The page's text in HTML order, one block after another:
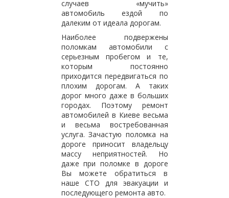
случаев «мучить»
автомобиль ездой по
далеким от идеала дорогам.
Наиболее подвержены
поломкам автомобили с
серьезным пробегом и те,
которым постоянно
приходится передвигаться по
плохим дорогам. А таких
дорог много даже в больших
городах. Поэтому ремонт
автомобилей в Киеве весьма
и весьма востребованная
услуга. Зачастую поломка на
дороге приносит владельцу
массу неприятностей. Но
даже при поломке в дороге
Вы можете обратиться в
наше СТО для эвакуации и
последующего ремонта авто.